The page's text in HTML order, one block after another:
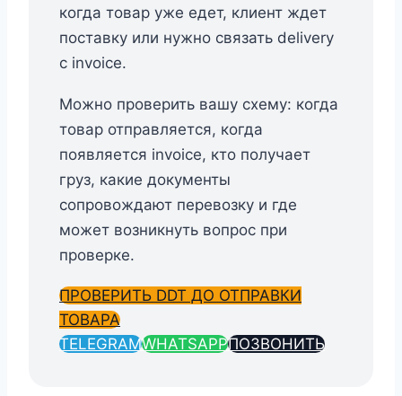
когда товар уже едет, клиент ждет
поставку или нужно связать delivery
с invoice.
Можно проверить вашу схему: когда
товар отправляется, когда
появляется invoice, кто получает
груз, какие документы
сопровождают перевозку и где
может возникнуть вопрос при
проверке.
ПРОВЕРИТЬ DDT ДО ОТПРАВКИ
ТОВАРА
TELEGRAMWHATSAPPПОЗВОНИТЬ